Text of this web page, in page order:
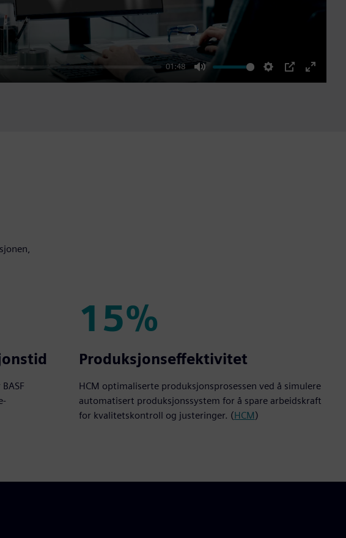
01:48
Mute Settings
PIP
Enter
15%
15%
Produksjonseffektivitet
HCM optimaliserte produksjonsprosessen ved å simulere
automatisert produksjonssystem for å spare arbeidskraft
for kvalitetskontroll og justeringer. (HCM)